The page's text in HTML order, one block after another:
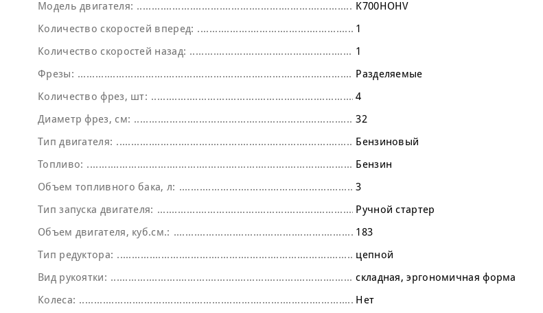
Модель двигателя:
K700HOHV
Количество скоростей вперед:
1
Количество скоростей назад:
1
Фрезы:
Разделяемые
Количество фрез, шт:
4
Диаметр фрез, см:
32
Тип двигателя:
Бензиновый
Топливо:
Бензин
Объем топливного бака, л:
3
Тип запуска двигателя:
Ручной стартер
Объем двигателя, куб.см.:
183
Тип редуктора:
цепной
Вид рукоятки:
складная эргономичная форма
Колеса:
Нет